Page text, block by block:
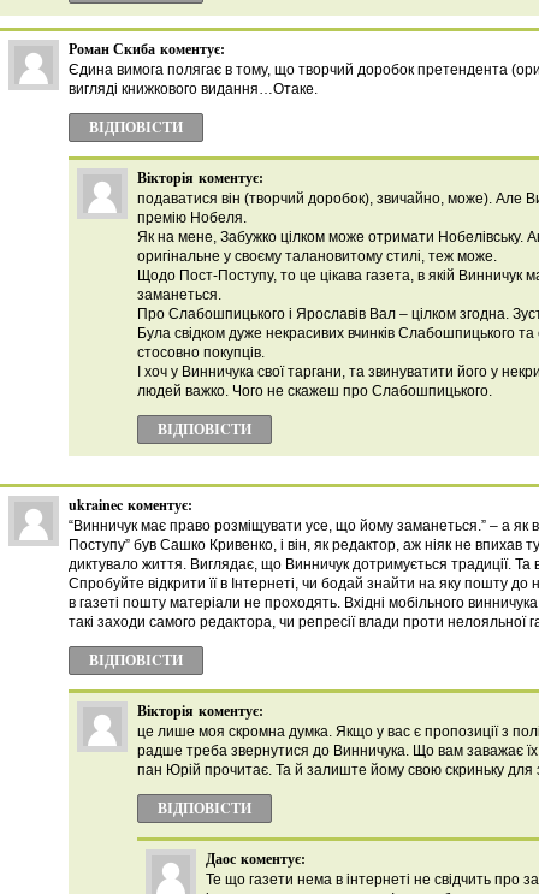
Роман Скиба коментує:
Єдина вимога полягає в тому, що творчий доробок претендента
вигляді книжкового видання…Отаке.
ВІДПОВІCТИ
Вікторія коментує:
подаватися він (творчий доробок), звичайно, може).
премію Нобеля.
Як на мене, Забужко цілком може отримати Нобелівську.
оригінальне у своєму талановитому стилі, теж може.
Щодо Пост-Поступу, то це цікава газета, в якій Винничук
заманеться.
Про Слабошпицького і Ярославів Вал – цілком згодна.
Була свідком дуже некрасивих вчинків Слабошпицького та
стосовно покупців.
І хоч у Винничука свої таргани, та звинуватити його у
людей важко. Чого не скажеш про Слабошпицького.
ВІДПОВІCТИ
ukrainec коментує:
“Винничук має право розміщувати усе, що йому заманеться.” – а як
Поступу” був Сашко Кривенко, і він, як редактор, аж ніяк не
диктувало життя. Виглядає, що Винничук дотримується традиції.
Спробуйте відкрити її в Інтернеті, чи бодай знайти на яку пошту
в газеті пошту матеріали не проходять. Вхідні мобільного
такі заходи самого редактора, чи репресії влади проти нелояльної
ВІДПОВІCТИ
Вікторія коментує:
це лише моя скромна думка. Якщо у вас є пропозиції з
радше треба звернутися до Винничука. Що вам заважає
пан Юрій прочитає. Та й залиште йому свою скриньку для
ВІДПОВІCТИ
Даос коментує:
Те що газети нема в інтернеті не свідчить про